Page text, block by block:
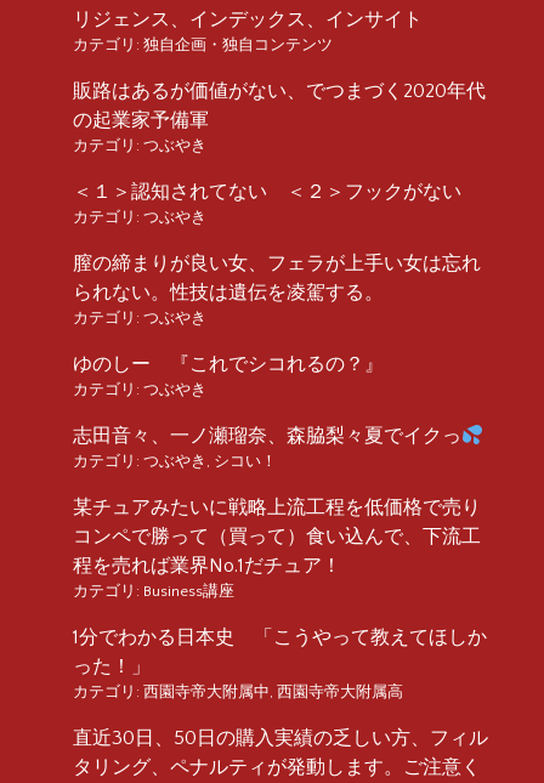
リジェンス、インデックス、インサイト
カテゴリ: 独自企画・独自コンテンツ
販路はあるが価値がない、でつまづく2020年代
の起業家予備軍
カテゴリ: つぶやき
＜１＞認知されてない ＜２＞フックがない
カテゴリ: つぶやき
膣の締まりが良い女、フェラが上手い女は忘れ
られない。性技は遺伝を凌駕する。
カテゴリ: つぶやき
ゆのしー 『これでシコれるの？』
カテゴリ: つぶやき
志田音々、一ノ瀬瑠奈、森脇梨々夏でイクっ
カテゴリ: つぶやき , シコい！
某チュアみたいに戦略上流工程を低価格で売り
コンペで勝って（買って）食い込んで、下流工
程を売れば業界No.1だチュア！
カテゴリ: Business講座
1分でわかる日本史 「こうやって教えてほしか
った！」
カテゴリ: 西園寺帝大附属中, 西園寺帝大附属高
直近30日、50日の購入実績の乏しい方、フィル
タリング、ペナルティが発動します。ご注意く